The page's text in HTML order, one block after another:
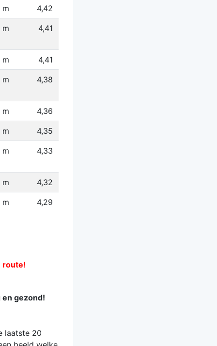
m 4,42
m 4,41
m 4,41
m 4,38
m 4,36
m 4,35
m 4,33
m 4,32
m 4,29
route!
gezond!
laatste 20